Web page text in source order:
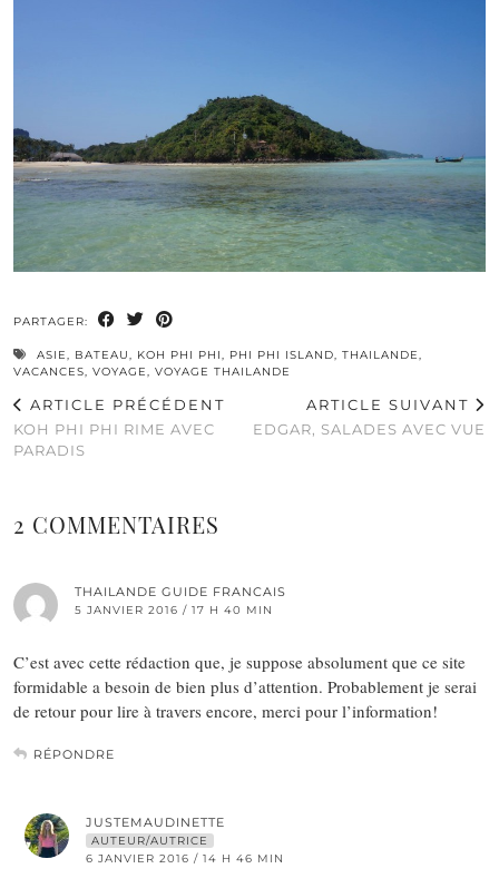
PARTAGER:
ASIE, BATEAU, KOH PHI PHI, PHI PHI ISLAND, THAILANDE,
VACANCES, VOYAGE, VOYAGE THAILANDE
ARTICLE PRÉCÉDENT
KOH PHI PHI RIME AVEC
PARADIS
ARTICLE SUIVANT
EDGAR, SALADES AVEC VUE
2 COMMENTAIRES
THAILANDE GUIDE FRANCAIS
5 JANVIER 2016 / 17 H 40 MIN
C’est avec cette rédaction que, je suppose absolument que ce site
formidable a besoin de bien plus d’attention. Probablement je serai
de retour pour lire à travers encore, merci pour l’information!
RÉPONDRE
JUSTEMAUDINETTE
AUTEUR/AUTRICE
6 JANVIER 2016 / 14 H 46 MIN